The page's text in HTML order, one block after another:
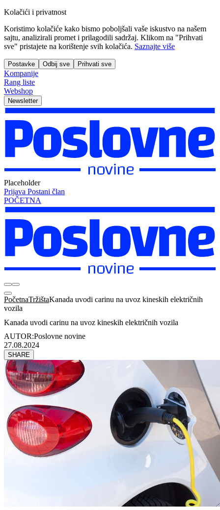
Kolačići i privatnost
Koristimo kolačiće kako bismo poboljšali vaše iskustvo na našem
sajtu, analizirali promet i prilagodili sadržaj. Klikom na "Prihvati
sve" pristajete na korištenje svih kolačića. Saznajte više
Postavke Odbij sve Prihvati sve
Kompanije
Rang liste
Webshop
Newsletter
Placeholder
Prijava Postani član
POČETNA
PočetnaTržištaKanada uvodi carinu na uvoz kineskih električnih
vozila
Kanada uvodi carinu na uvoz kineskih električnih vozila
AUTOR:Poslovne novine
27.08.2024
SHARE